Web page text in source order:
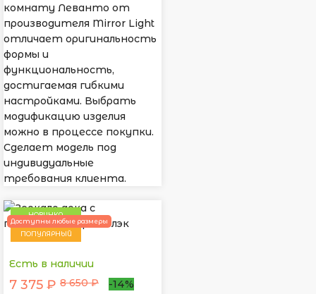
комнату Леванто от
производителя Mirror Light
отличает оригинальность
формы и
функциональность,
достигаемая гибкими
настройками. Выбрать
модификацию изделия
можно в процессе покупки.
Сделает модель под
индивидуальные
требования клиента.
НОВИНКА
ПОПУЛЯРНЫЙ
Доступны любые размеры
Есть в наличии
7 375 ₽ 8 650 ₽
-14%